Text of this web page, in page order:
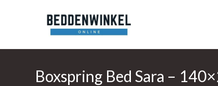
Boxspring Bed Sara –